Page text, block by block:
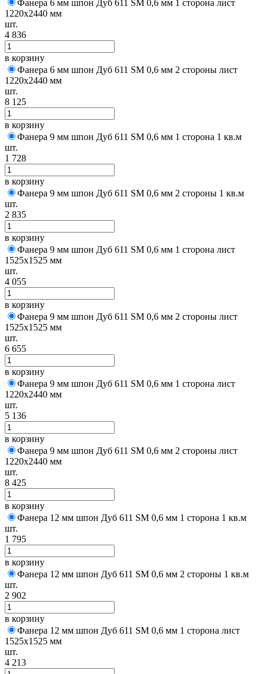
Фанера 6 мм шпон Дуб 611 SM 0,6 мм 1 сторона лист
1220х2440 мм
шт.
4 836
в корзину
Фанера 6 мм шпон Дуб 611 SM 0,6 мм 2 стороны лист
1220х2440 мм
шт.
8 125
в корзину
Фанера 9 мм шпон Дуб 611 SM 0,6 мм 1 сторона 1 кв.м
шт.
1 728
в корзину
Фанера 9 мм шпон Дуб 611 SM 0,6 мм 2 стороны 1 кв.м
шт.
2 835
в корзину
Фанера 9 мм шпон Дуб 611 SM 0,6 мм 1 сторона лист
1525х1525 мм
шт.
4 055
в корзину
Фанера 9 мм шпон Дуб 611 SM 0,6 мм 2 стороны лист
1525х1525 мм
шт.
6 655
в корзину
Фанера 9 мм шпон Дуб 611 SM 0,6 мм 1 сторона лист
1220х2440 мм
шт.
5 136
в корзину
Фанера 9 мм шпон Дуб 611 SM 0,6 мм 2 стороны лист
1220х2440 мм
шт.
8 425
в корзину
Фанера 12 мм шпон Дуб 611 SM 0,6 мм 1 сторона 1 кв.м
шт.
1 795
в корзину
Фанера 12 мм шпон Дуб 611 SM 0,6 мм 2 стороны 1 кв.м
шт.
2 902
в корзину
Фанера 12 мм шпон Дуб 611 SM 0,6 мм 1 сторона лист
1525х1525 мм
шт.
4 213